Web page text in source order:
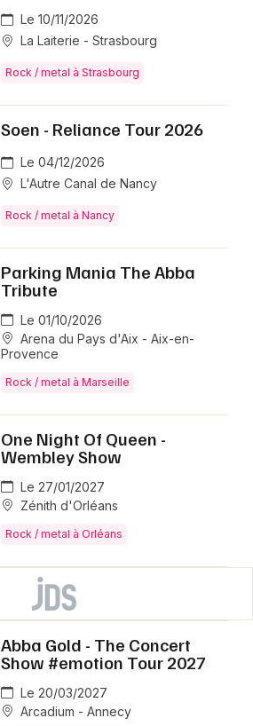
Le 10/11/2026
La Laiterie - Strasbourg
Rock / metal à Strasbourg
Soen - Reliance Tour 2026
Le 04/12/2026
L'Autre Canal de Nancy
Rock / metal à Nancy
Parking Mania The Abba
Tribute
Le 01/10/2026
Arena du Pays d'Aix - Aix-en-
Provence
Rock / metal à Marseille
One Night Of Queen -
Wembley Show
Le 27/01/2027
Zénith d'Orléans
Rock / metal à Orléans
Abba Gold - The Concert
Show #emotion Tour 2027
Le 20/03/2027
Arcadium - Annecy